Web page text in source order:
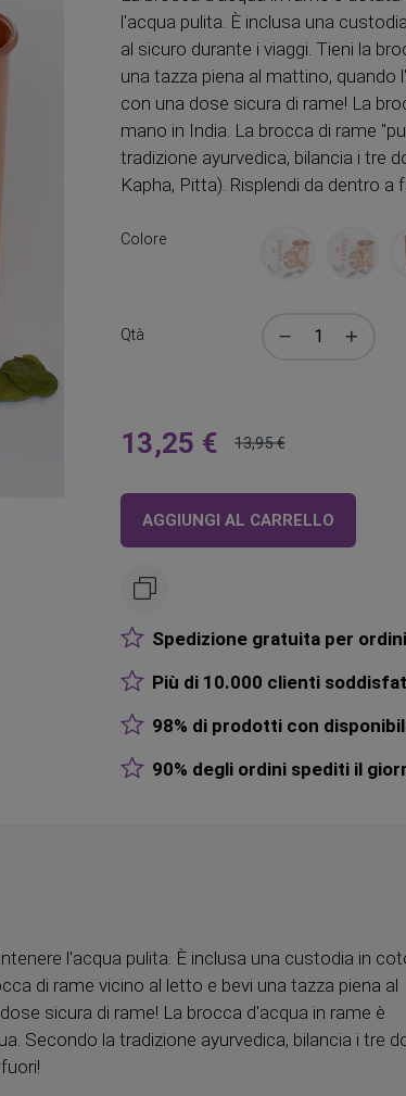
l'acqua pulita. È inclusa una
al sicuro durante i viaggi. Tieni la
una tazza piena al mattino, quando
con una dose sicura di rame! La
mano in India. La brocca di rame
tradizione ayurvedica, bilancia i tre
Kapha, Pitta). Risplendi da dentro a
Colore
Qtà
A
13,25 €
Prezzo
13,95 €
AGGIUNGI AL CARRELLO
Spedizione gratuita per
Più di 10.000 clienti
98% di prodotti con
90% degli ordini spediti il
l'acqua pulita. È inclusa una custodia in
di rame vicino al letto e bevi una tazza piena al
sicura di rame! La brocca d'acqua in rame è
Secondo la tradizione ayurvedica, bilancia i tre